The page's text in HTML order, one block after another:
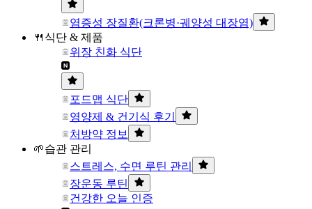
염증성 장질환(크론병·궤양성 대장염)
🍴식단 & 제품
위장 친화 식단
포드맵 식단
영양제 & 건기식 후기
처방약 정보
🌱습관 관리
스트레스, 수면 루틴 관리
장운동 루틴
건강한 오늘 인증